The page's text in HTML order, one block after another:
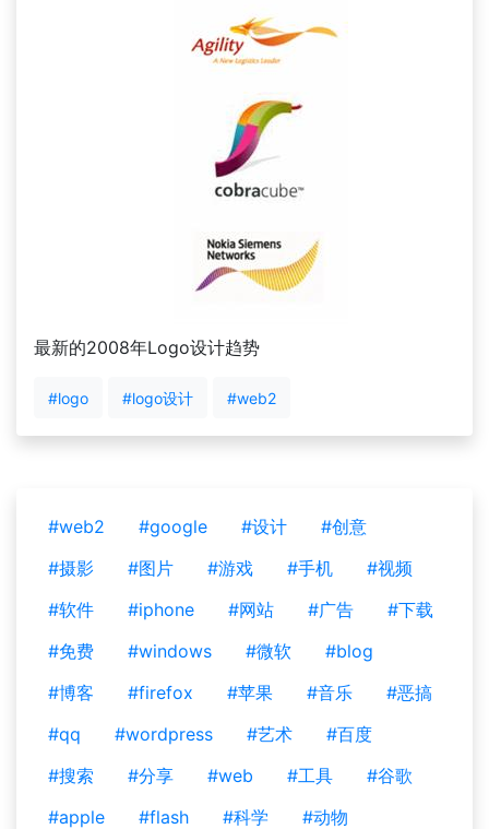
最新的2008年Logo设计趋势
#logo #logo设计 #web2
#web2 #google #设计
#创意
#摄影
#图片 #游戏 #手机
#视频
#软件
#iphone #网站 #广告
#下载
#免费
#windows #微软
#blog
#博客
#firefox #苹果 #音乐
#恶搞
#qq
#wordpress #艺术
#百度
#搜索
#分享 #web #工具
#谷歌
#apple
#flash #科学
#动物